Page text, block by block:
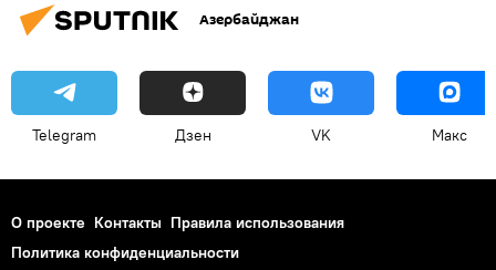
Азербайджан
Telegram Дзен VK Макс
О проекте Контакты Правила использования
Политика конфиденциальности